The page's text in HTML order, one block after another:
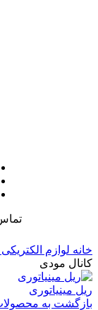
خانه لوازم
کانال مودی
ریل مینیاتوری
بازگشت به